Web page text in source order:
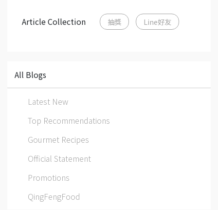
Article Collection 抽獎 Line好友
All Blogs
Latest New
Top Recommendations
Gourmet Recipes
Official Statement
Promotions
QingFengFood